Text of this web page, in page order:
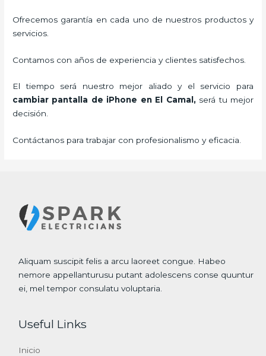
Ofrecemos garantía en cada uno de nuestros productos y
servicios.
Contamos con años de experiencia y clientes satisfechos.
El tiempo será nuestro mejor aliado y el servicio para
cambiar pantalla de iPhone en El Camal, será tu mejor
decisión.
Contáctanos para trabajar con profesionalismo y eficacia.
Aliquam suscipit felis a arcu laoreet congue. Habeo
nemore appellanturusu putant adolescens conse quuntur
ei, mel tempor consulatu voluptaria.
Useful Links
Inicio